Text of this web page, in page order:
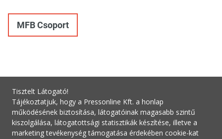
MFB Csoport
Tisztelt Látogató!
Tájékoztatjuk, hogy a Pressonline Kft. a honlap
működésének biztosítása, látogatóinak magasabb szintű
kiszolgálása, látogatottsági statisztikák készítése, illetve a
marketing tevékenység támogatása érdekében cookie-kat